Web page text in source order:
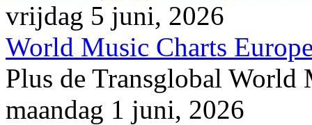
vrijdag 5 juni, 2026
World Music Charts
Plus de Transglobal World
maandag 1 juni, 2026